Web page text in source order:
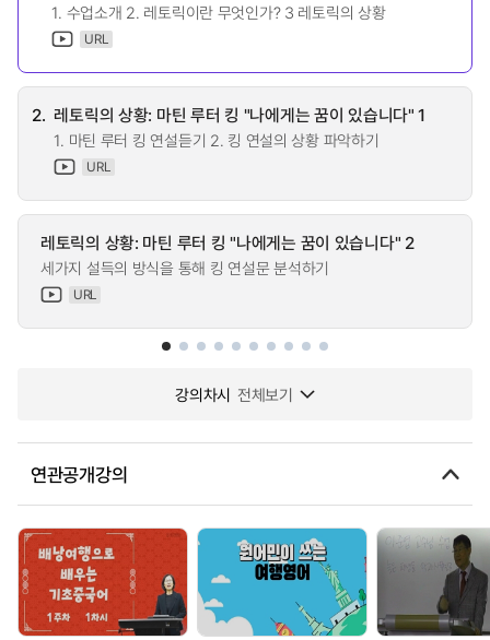
1. 수업소개 2. 레토릭이란 무엇인가? 3 레토릭의 상황
URL
2. 레토릭의 상황: 마틴 루터 킹 "나에게는 꿈이 있습니다" 1
1. 마틴 루터 킹 연설듣기 2. 킹 연설의 상황 파악하기
URL
레토릭의 상황: 마틴 루터 킹 "나에게는 꿈이 있습니다" 2
세가지 설득의 방식을 통해 킹 연설문 분석하기
URL
강의차시 전체보기
연관공개강의